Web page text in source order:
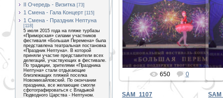
II Очередь - Визитка [73]
1 Смена - Гала Концерт [115]
1 Смена - Праздник Нептуна
[118]
5 июля 2015 года на пляже турбазы
«Приморская» силами участников
фестиваля «Большая Перемена» была
представлена театральная постановка
«Праздник Нептуна». В которой
приняли участие представители всех
делегаций, участвующих в фестивале.
По традиции, зрителями «Праздника
Нептуна» стали отдыхающие
близлежащих пляжей поселка
Новомихайловский. По окончании
праздника, все желающие смогли
сфотографироваться с Владыкой
Подводного Царства - Нептуном.
31.12.2019
PETER
650 0
SAM_1107